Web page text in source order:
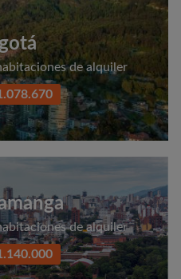
de alquiler
de alquiler